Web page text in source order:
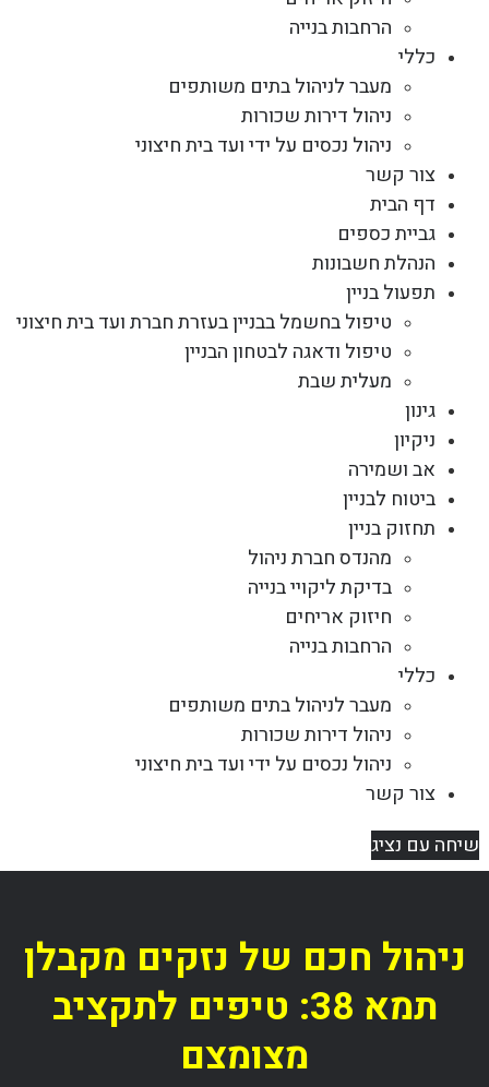
הרחבות בנייה
כללי
מעבר לניהול בתים משותפים
ניהול דירות שכורות
ניהול נכסים על ידי ועד בית חיצוני
צור קשר
דף הבית
גביית כספים
הנהלת חשבונות
תפעול בניין
טיפול בחשמל בבניין בעזרת חברת ועד בית חיצוני
טיפול ודאגה לבטחון הבניין
מעלית שבת
גינון
ניקיון
אב ושמירה
ביטוח לבניין
תחזוק בניין
מהנדס חברת ניהול
בדיקת ליקויי בנייה
חיזוק אריחים
הרחבות בנייה
כללי
מעבר לניהול בתים משותפים
ניהול דירות שכורות
ניהול נכסים על ידי ועד בית חיצוני
צור קשר
שיחה עם נציג
ניהול חכם של נזקים מקבלן
תמא 38: טיפים לתקציב
מצומצם